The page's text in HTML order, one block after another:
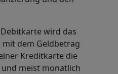
wird das
dem Geldbetrag
Kreditkarte die
meist monatlich